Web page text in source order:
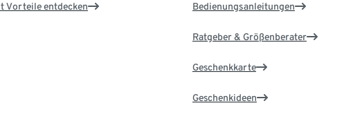
Vorteile entdecken Bedienungsanleitungen
Ratgeber & Größenberater
Geschenkkarte
Geschenkideen